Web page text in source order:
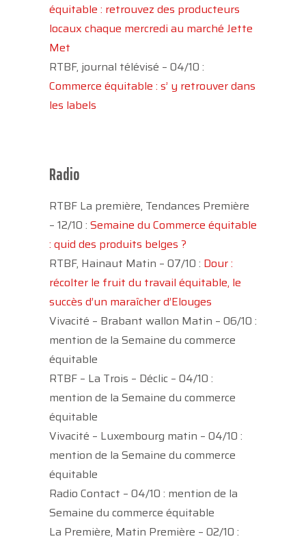
équitable : retrouvez des producteurs
locaux chaque mercredi au marché Jette
Met
RTBF, journal télévisé – 04/10 :
Commerce équitable : s’ y retrouver dans
les labels
Radio
RTBF La première, Tendances Première
– 12/10 : Semaine du Commerce équitable
: quid des produits belges ?
RTBF, Hainaut Matin – 07/10 : Dour :
récolter le fruit du travail équitable, le
succès d’un maraîcher d’Elouges
Vivacité – Brabant wallon Matin – 06/10 :
mention de la Semaine du commerce
équitable
RTBF – La Trois – Déclic – 04/10 :
mention de la Semaine du commerce
équitable
Vivacité – Luxembourg matin – 04/10 :
mention de la Semaine du commerce
équitable
Radio Contact – 04/10 : mention de la
Semaine du commerce équitable
La Première, Matin Première – 02/10 :